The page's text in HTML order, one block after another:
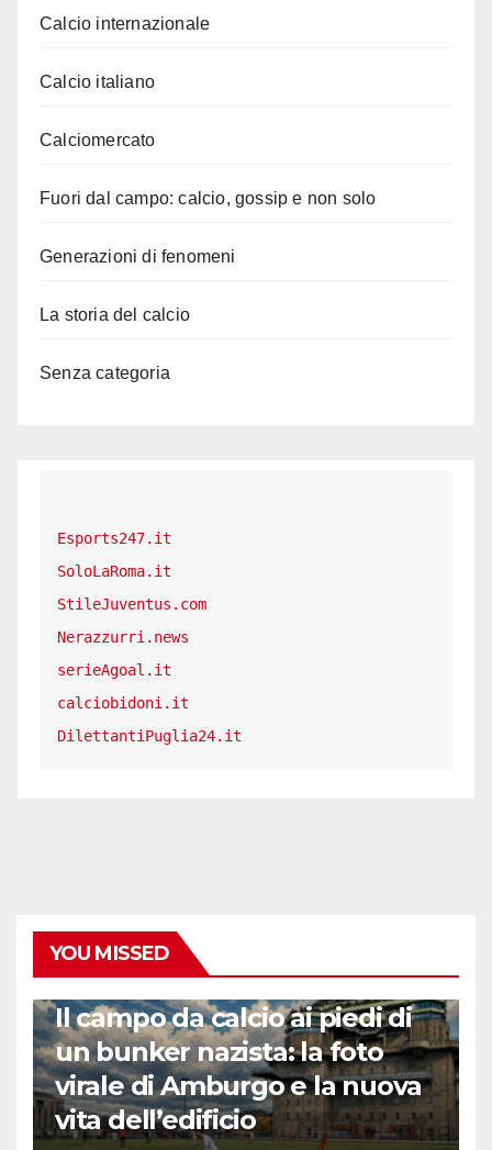
Calcio internazionale
Calcio italiano
Calciomercato
Fuori dal campo: calcio, gossip e non solo
Generazioni di fenomeni
La storia del calcio
Senza categoria
Esports247.it
SoloLaRoma.it
StileJuventus.com
Nerazzurri.news
serieAgoal.it
calciobidoni.it
DilettantiPuglia24.it
YOU MISSED
Il campo da calcio ai piedi di
un bunker nazista: la foto
virale di Amburgo e la nuova
vita dell’edificio